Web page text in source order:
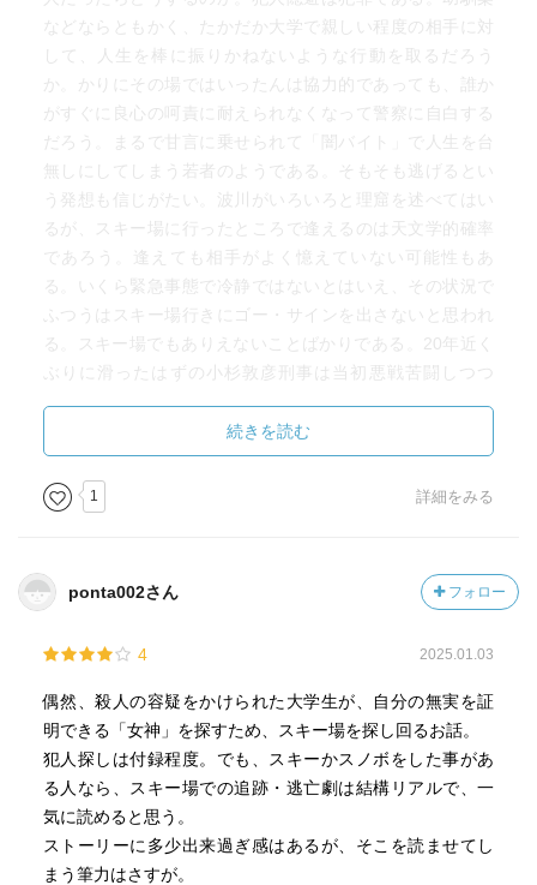
などならともかく、たかだか大学で親しい程度の相手に対
して、人生を棒に振りかねないような行動を取るだろう
か。かりにその場ではいったんは協力的であっても、誰か
がすぐに良心の呵責に耐えられなくなって警察に自白する
だろう。まるで甘言に乗せられて「闇バイト」で人生を台
無しにしてしまう若者のようである。そもそも逃げるとい
う発想も信じがたい。波川がいろいろと理窟を述べてはい
るが、スキー場に行ったところで逢えるのは天文学的確率
であろう。逢えても相手がよく憶えていない可能性もあ
る。いくら緊急事態で冷静ではないとはいえ、その状況で
ふつうはスキー場行きにゴー・サインを出さないと思われ
る。スキー場でもありえないことばかりである。20年近く
ぶりに滑ったはずの小杉敦彦刑事は当初悪戦苦闘しつつ
るし、異常に物わかりがよい女将の川端由希子は夫を亡く
して旅館や居酒屋を1人で切り盛りしているはずなのに、昼
間から仕事もせずに小杉に全面協力。スキー場のスタッフ
もありえないことだらけで、高野誠也は脇坂たちに立入禁
係者であることが明かされるが、もし立入禁止エリアに入
ったことで事故でも起こったら、営業停止になったり、最
家族全員が路頭に迷ってしまうリスクを冒してまで、なぜ
教える必要があるのか。成宮葉月は妊娠中にスキーをする
どころか、リスクが高い立入禁止エリアに平気で入ってい
る。そもそも元アスリートという設定のはずだが、それな
のにそういうエリアに入るなんて、スポーツマンシップは
どこに行ったのか。引退したらなくなってしまうとでもい
うのか。とうとうアリバイを聞かされた小杉刑事は、なん
とあっさりと脇坂の主張を鵜吞みにしてしまう。あらゆる
続きを読む
1 詳細をみる
ponta002さん フォロー
4 2025.01.03
偶然、殺人の容疑をかけられた大学生が、自分の無実を証
明できる「女神」を探すため、スキー場を探し回るお話。
犯人探しは付録程度。でも、スキーかスノボをした事があ
る人なら、スキー場での追跡・逃亡劇は結構リアルで、一
気に読めると思う。
ストーリーに多少出来過ぎ感はあるが、そこを読ませてし
まう筆力はさすが。